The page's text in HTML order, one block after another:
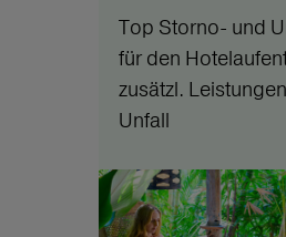
Top Storno- und
für den
zusätzl.
Unfall